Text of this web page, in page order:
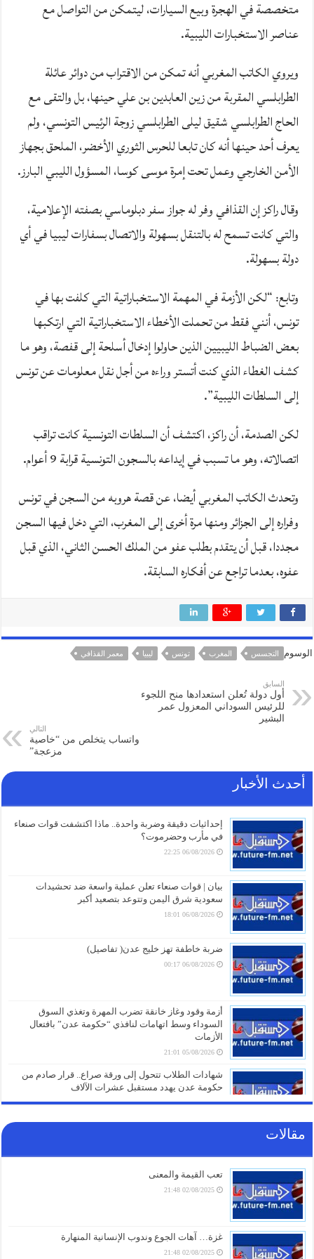
متخصصة في الهجرة وبيع السيارات، ليتمكن من التواصل مع
عناصر الاستخبارات الليبية.
ويروي الكاتب المغربي أنه تمكن من الاقتراب من دوائر عائلة
الطرابلسي المقربة من زين العابدين بن علي حينها، بل والتقى مع
الحاج الطرابلسي شقيق ليلى الطرابلسي زوجة الرئيس التونسي، ولم
يعرف أحد حينها أنه كان تابعا للحرس الثوري الأخضر، الملحق بجهاز
الأمن الخارجي وعمل تحت إمرة موسى كوسا، المسؤول الليبي البارز.
وقال راكز إن القذافي وفر له جواز سفر دبلوماسي بصفته الإعلامية،
والتي كانت تسمح له بالتنقل بسهولة والاتصال بسفارات ليبيا في أي
دولة بسهولة.
وتابع: “لكن الأزمة في المهمة الاستخباراتية التي كلفت بها في
تونس، أنني فقط من تحملت الأخطاء الاستخباراتية التي ارتكبها
بعض الضباط الليبيين الذين حاولوا إدخال أسلحة إلى قفصة، وهو ما
كشف الغطاء الذي كنت أتستر وراءه من أجل نقل معلومات عن تونس
إلى السلطات الليبية”.
لكن الصدمة، أن راكز، اكتشف أن السلطات التونسية كانت تراقب
اتصالاته، وهو ما تسبب في إيداعه بالسجون التونسية قرابة 9 أعوام.
وتحدث الكاتب المغربي أيضا، عن قصة هروبه من السجن في تونس
وفراره إلى الجزائر ومنها مرة أخرى إلى المغرب، التي دخل فيها السجن
مجددا، قبل أن يتقدم بطلب عفو من الملك الحسن الثاني، الذي قبل
عفوه، بعدما تراجع عن أفكاره السابقة.
الوسوم التجسس المغرب تونس ليبيا معمر القذافي
السابق
أول دولة تُعلن استعدادها منح اللجوء
للرئيس السوداني المعزول عمر
البشير
التالي
واتساب يتخلص من “خاصية
مزعجة”
أحدث الأخبار
إحداثيات دقيقة وضربة واحدة.. ماذا اكتشفت قوات صنعاء
في مأرب وحضرموت؟
06/08/2026 22:25
بيان | قوات صنعاء تعلن عملية واسعة ضد تحشيدات
سعودية شرق اليمن وتتوعد بتصعيد أكبر
06/08/2026 18:01
ضربة خاطفة تهز خليج عدن( تفاصيل)
06/08/2026 00:17
أزمة وقود وغاز خانقة تضرب المهرة وتغذي السوق
السوداء وسط اتهامات لنافذي “حكومة عدن” بافتعال
الأزمات
05/08/2026 21:01
شهادات الطلاب تتحول إلى ورقة صراع.. قرار صادم من
حكومة عدن يهدد مستقبل عشرات الآلاف
05/08/2026 20:31
مقالات
تعب القيمة والمعنى
02/08/2025 21:48
غزة… آهات الجوع وندوب الإنسانية المنهارة
02/08/2025 21:48